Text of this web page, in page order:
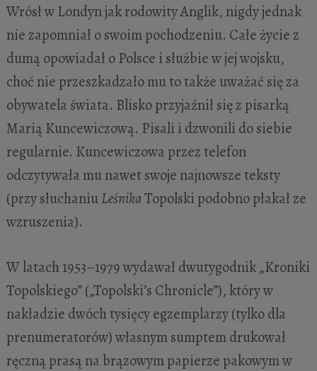
Wrósł w Londyn jak rodowity Anglik, nigdy jednak
nie zapomniał o swoim pochodzeniu. Całe życie z
dumą opowiadał o Polsce i służbie w jej wojsku,
choć nie przeszkadzało mu to także uważać się za
obywatela świata. Blisko przyjaźnił się z pisarką
Marią Kuncewiczową. Pisali i dzwonili do siebie
regularnie. Kuncewiczowa przez telefon
odczytywała mu nawet swoje najnowsze teksty
(przy słuchaniuLeśnikaTopolski podobno płakał ze
wzruszenia).
W latach 1953–1979 wydawał dwutygodnik „Kroniki
Topolskiego” („Topolski’s Chronicle”), który w
nakładzie dwóch tysięcy egzemplarzy (tylko dla
prenumeratorów) własnym sumptem drukował
ręczną prasą na brązowym papierze pakowym w